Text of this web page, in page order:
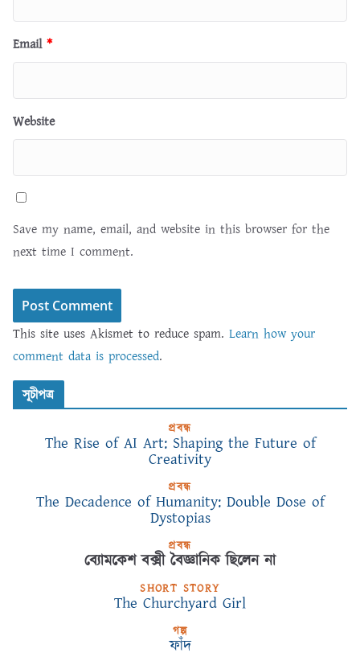
Email *
Website
Save my name, email, and website in this browser for the
next time I comment.
This site uses Akismet to reduce spam. Learn how your
comment data is processed.
সূচীপত্র
প্রবন্ধ
The Rise of AI Art: Shaping the Future of
Creativity
প্রবন্ধ
The Decadence of Humanity: Double Dose of
Dystopias
প্রবন্ধ
ব্যোমকেশ বক্সী বৈজ্ঞানিক ছিলেন না
SHORT STORY
The Churchyard Girl
গল্প
ফাঁদ